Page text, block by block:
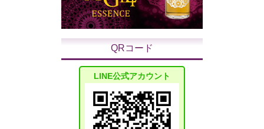
QRコード
LINE公式アカウント